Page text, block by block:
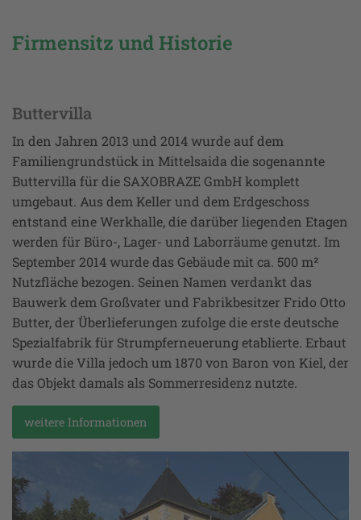
Firmensitz und Historie
Buttervilla
In den Jahren 2013 und 2014 wurde auf dem
Familiengrundstück in Mittelsaida die sogenannte
Buttervilla für die SAXOBRAZE GmbH komplett
umgebaut. Aus dem Keller und dem Erdgeschoss
entstand eine Werkhalle, die darüber liegenden Etagen
werden für Büro-, Lager- und Laborräume genutzt. Im
September 2014 wurde das Gebäude mit ca. 500 m²
Nutzfläche bezogen. Seinen Namen verdankt das
Bauwerk dem Großvater und Fabrikbesitzer Frido Otto
Butter, der Überlieferungen zufolge die erste deutsche
Spezialfabrik für Strumpferneuerung etablierte. Erbaut
wurde die Villa jedoch um 1870 von Baron von Kiel, der
das Objekt damals als Sommerresidenz nutzte.
weitere Informationen